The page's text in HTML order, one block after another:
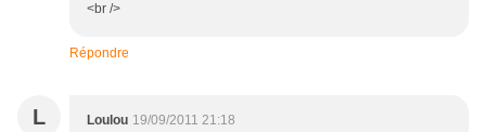
<br />
Répondre
L Loulou 19/09/2011 21:18